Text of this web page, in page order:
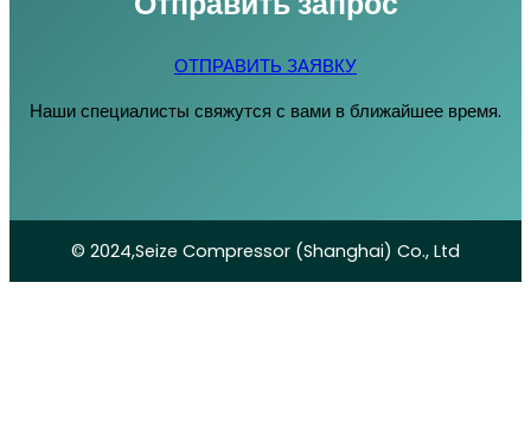
ОТПРАВИТЬ ЗАЯВКУ
Наши специалисты свяжутся с вами в ближайшее время.
© 2024,Seize Compressor (Shanghai) Co., Ltd